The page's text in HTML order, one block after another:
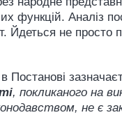
функцій. Аналіз
Йдеться не просто
, покликаного на
не є